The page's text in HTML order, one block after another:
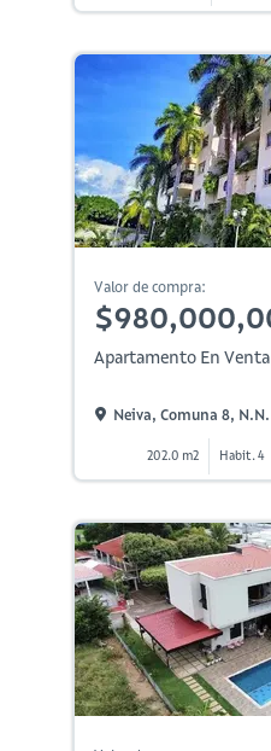
Valor de compra:
Apartamento En Venta
Neiva, Comuna 8, N.n.
202.0 m2 Habit. 4